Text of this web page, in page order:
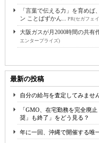
「言葉で伝える力」を育め
ン ことばずかん... PR(セガフェ
大阪ガスが月2000時間の共
エンタープライズ)
最新の投稿
自分の給与を査定してみませ
「GMO、在宅勤務を完全廃
奨」も終了」をどう見る？
年に一回、沖縄で開催する唯